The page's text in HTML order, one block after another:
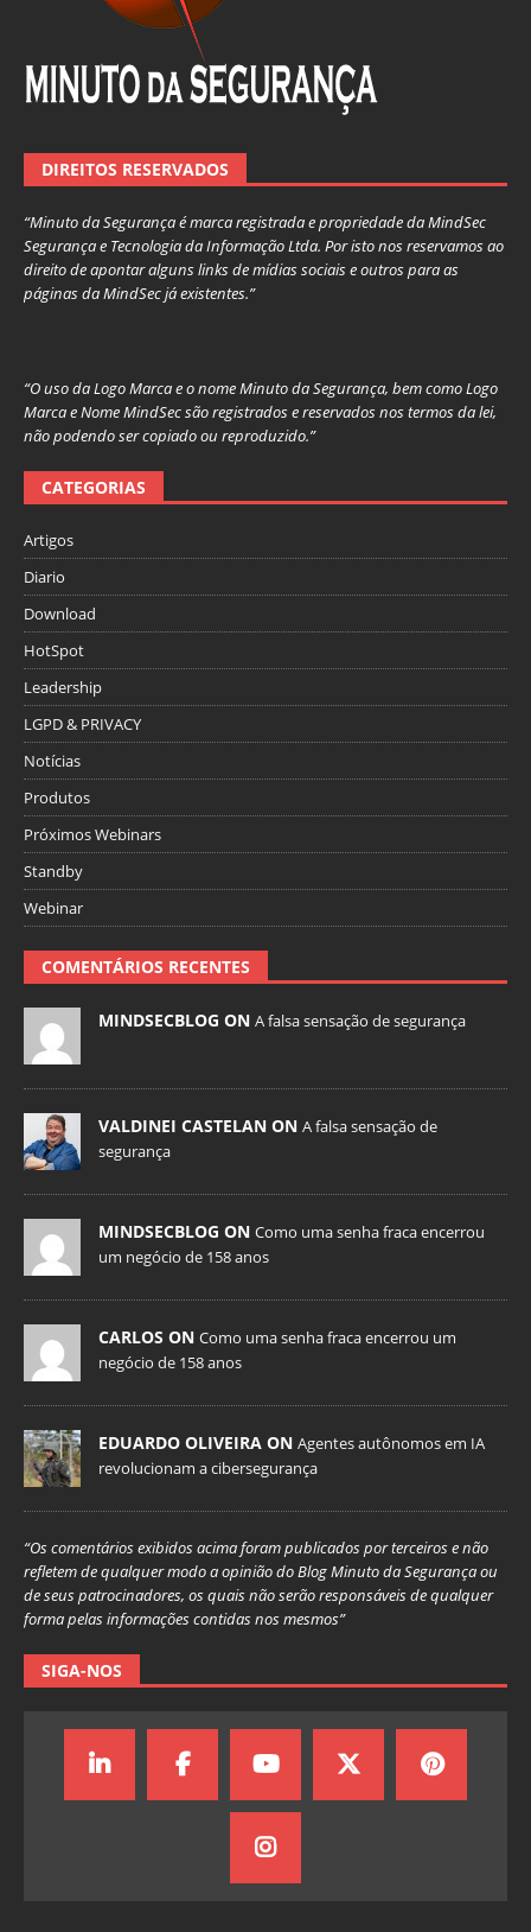
DIREITOS RESERVADOS
“Minuto da Segurança é marca registrada e propriedade da MindSec
Segurança e Tecnologia da Informação Ltda. Por isto nos reservamos ao
direito de apontar alguns links de mídias sociais e outros para as
páginas da MindSec já existentes.”
“O uso da Logo Marca e o nome Minuto da Segurança, bem como Logo
Marca e Nome MindSec são registrados e reservados nos termos da lei,
não podendo ser copiado ou reproduzido.”
CATEGORIAS
Artigos
Diario
Download
HotSpot
Leadership
LGPD & PRIVACY
Notícias
Produtos
Próximos Webinars
Standby
Webinar
COMENTÁRIOS RECENTES
MINDSECBLOG ON A falsa sensação de segurança
VALDINEI CASTELAN ON A falsa sensação de
segurança
MINDSECBLOG ON Como uma senha fraca encerrou
um negócio de 158 anos
CARLOS ON Como uma senha fraca encerrou um
negócio de 158 anos
EDUARDO OLIVEIRA ON Agentes autônomos em IA
revolucionam a cibersegurança
“Os comentários exibidos acima foram publicados por terceiros e não
refletem de qualquer modo a opinião do Blog Minuto da Segurança ou
de seus patrocinadores, os quais não serão responsáveis de qualquer
forma pelas informações contidas nos mesmos”
SIGA-NOS